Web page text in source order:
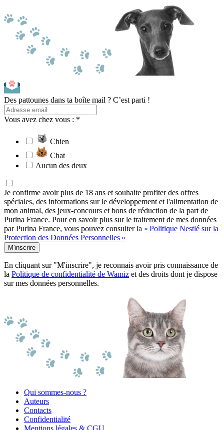
Des pattounes dans ta boîte mail ? C’est parti !
Vous avez chez vous : *
Chien
Chat
Aucun des deux
Je confirme avoir plus de 18 ans et souhaite profiter des offres
spéciales, des informations sur le développement et l'alimentation de
mon animal, des jeux-concours et bons de réduction de la part de
Purina France. Pour en savoir plus sur le traitement de mes données
par Purina France, vous pouvez consulter la « Politique Nestlé sur la
Protection des Données Personnelles »
M'inscrire
En cliquant sur "M'inscrire", je reconnais avoir pris connaissance de
la Politique de confidentialité de Wamiz et des droits dont je dispose
sur mes données personnelles.
Qui sommes-nous ?
Auteurs
Contacts
Confidentialité